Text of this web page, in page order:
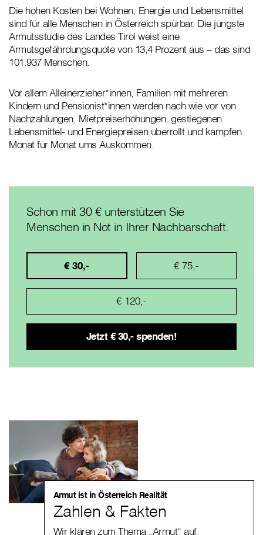
Die hohen Kosten bei Wohnen, Energie und Lebensmittel
sind für alle Menschen in Österreich spürbar. Die jüngste
Armutsstudie des Landes Tirol weist eine
Armutsgefährdungsquote von 13,4 Prozent aus – das sind
101.937 Menschen.
Vor allem Alleinerzieher*innen, Familien mit mehreren
Kindern und Pensionist*innen werden nach wie vor von
Nachzahlungen, Mietpreiserhöhungen, gestiegenen
Lebensmittel- und Energiepreisen überrollt und kämpfen
Monat für Monat ums Auskommen.
Schon mit 30 € unterstützen Sie
Menschen in Not in Ihrer Nachbarschaft.
€ 30,- € 75,-
€ 120,-
Armut ist in Österreich Realität
Zahlen & Fakten
Wir klären zum Thema „Armut“ auf,